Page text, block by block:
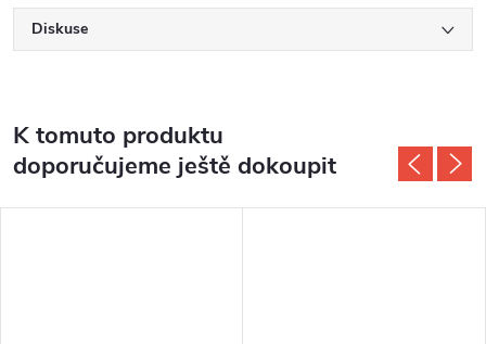
Diskuse
K tomuto produktu
doporučujeme ještě dokoupit